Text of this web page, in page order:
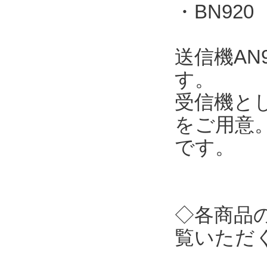
・BN920
送信機
す。
受信機と
をご用意
です。
◇各商品
覧いただ